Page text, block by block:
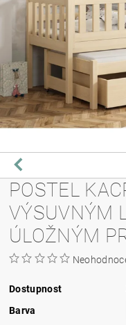
POSTEL
VÝSUVNÝM
ÚLOŽNÝM
Dostupnost
Barva